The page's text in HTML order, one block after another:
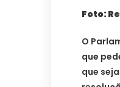
Foto:
O
que
que